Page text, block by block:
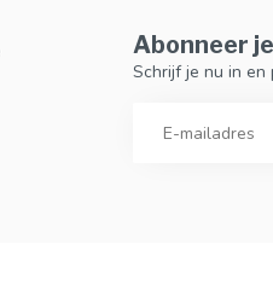
Abonneer
Schrijf je nu in